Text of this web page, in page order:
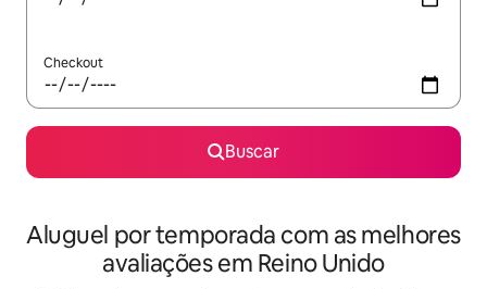
Checkout
Buscar
Aluguel por temporada com as melhores
avaliações em Reino Unido